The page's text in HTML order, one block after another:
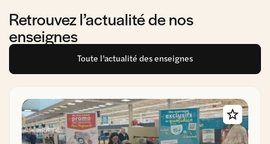
Retrouvez l’actualité de nos
enseignes
Toute l’actualité des enseignes